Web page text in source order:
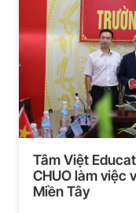
Tâm Việt
CHUO làm việc
Miền Tây